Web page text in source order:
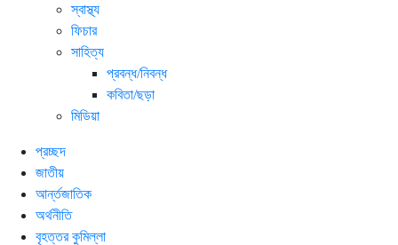
স্বাস্থ্য
ফিচার
সাহিত্য
প্রবন্ধ/নিবন্ধ
কবিতা/ছড়া
মিডিয়া
প্রচ্ছদ
জাতীয়
আর্ন্তজাতিক
অর্থনীতি
বৃহত্তর কুমিল্লা